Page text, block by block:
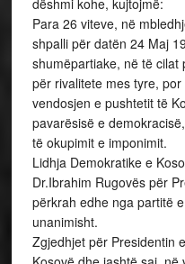
dëshmi kohe, kujtojmë:
Para 26 viteve, në
shpalli për datën 24 Maj
shumëpartiake, në të cilat
për rivalitete mes tyre,
vendosjen e pushtetit të
pavarësisë e
të okupimit e imponimit.
Lidhja Demokratike e
Dr.Ibrahim Rugovës për
përkrah edhe nga partitë
unanimisht.
Zgjedhjet për Presidentin